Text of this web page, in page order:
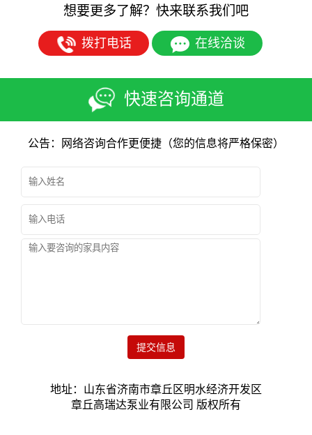
想要更多了解？快来联系我们吧
拨打电话 在线洽谈
快速咨询通道
公告：网络咨询合作更便捷（您的信息将严格保密）
提交信息
地址：山东省济南市章丘区明水经济开发区
章丘高瑞达泵业有限公司 版权所有